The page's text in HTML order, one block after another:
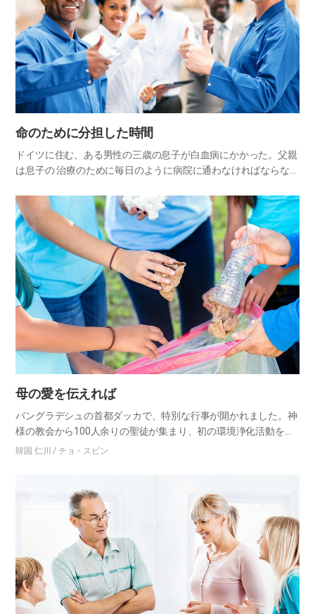
命のために分担した時間
ドイツに住む、ある男性の三歳の息子が白血病にかかった。父親
は息子の 治療のために毎日のように病院に通わなければならなか
かった。 しばらくの間、彼は有給休暇を利用しながら、病院に通
っ…
母の愛を伝えれば
バングラデシュの首都ダッカで、特別な行事が開かれました。神
様の教会から100人余りの聖徒が集まり、初の環境浄化活動を繰
り広げたのです。チームを分け、まず壮年チームが大きなほうき
韓国 仁川 / チョ・スビン